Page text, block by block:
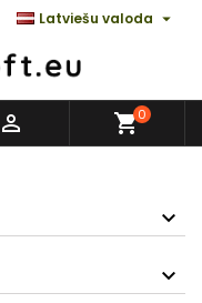
Latviešu valoda 
 0